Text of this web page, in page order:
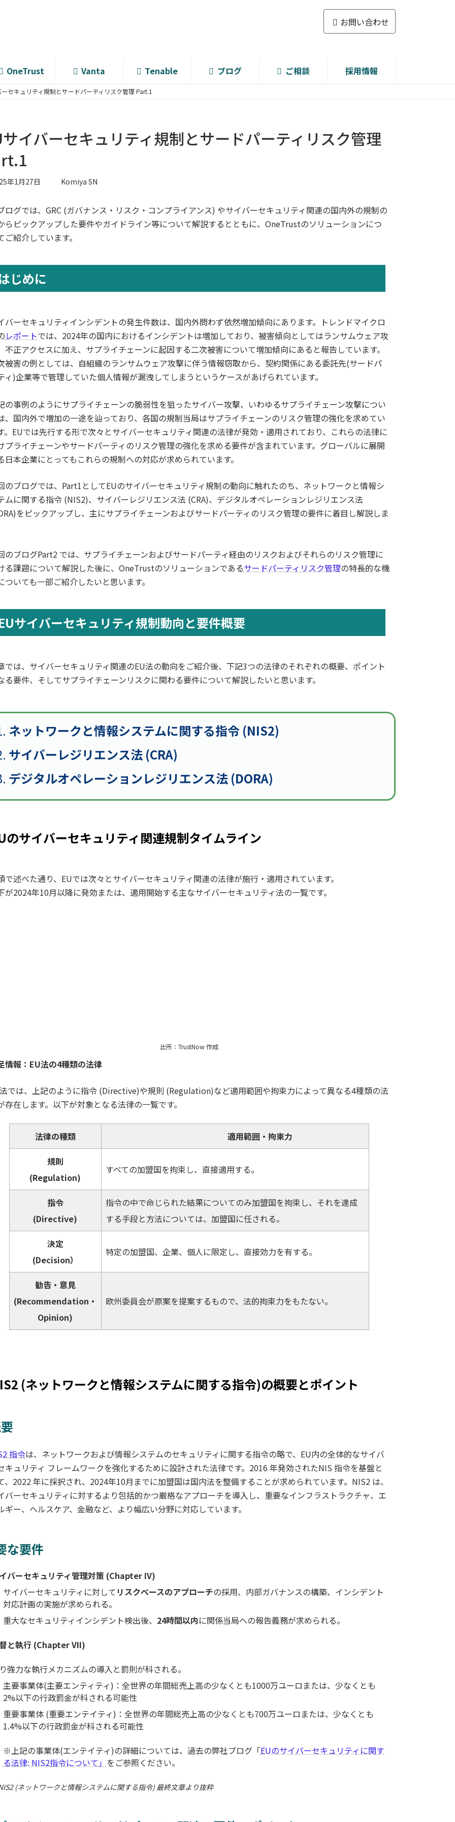
お問い合わせ
OneTrust Vanta Tenable ブログ ご相談 採用情報
セキュリティ規制とサードパーティリスク管理 Part.1
イバーセキュリティ規制とサードパーティリスク管理
年1月27日 Komiya SN
ログでは、GRC (ガバナンス・リスク・コンプライアンス) やサイバーセキュリティ関連の国内外の規制の
らピックアップした要件やガイドライン等について解説するとともに、OneTrustのソリューションにつ
ご紹介しています。
じめに
バーセキュリティインシデントの発生件数は、国内外問わず依然増加傾向にあります。トレンドマイクロ
レポートでは、2024年の国内におけるインシデントは増加しており、被害傾向としてはランサムウェア攻
不正アクセスに加え、サプライチェーンに起因する二次被害について増加傾向にあると報告しています。
被害の例としては、自組織のランサムウェア攻撃に伴う情報窃取から、契約関係にある委託先(サードパ
ィ)企業等で管理していた個人情報が漏洩してしまうというケースがあげられています。
の事例のようにサプライチェーンの脆弱性を狙ったサイバー攻撃、いわゆるサプライチェーン攻撃につい
、国内外で増加の一途を辿っており、各国の規制当局はサプライチェーンのリスク管理の強化を求めてい
。EUでは先行する形で次々とサイバーセキュリティ関連の法律が発効・適用されており、これらの法律に
プライチェーンやサードパーティのリスク管理の強化を求める要件が含まれています。グローバルに展開
日本企業にとってもこれらの規制への対応が求められています。
のブログでは、Part1としてEUのサイバーセキュリティ規制の動向に触れたのち、ネットワークと情報シ
ムに関する指令 (NIS2)、サイバーレジリエンス法 (CRA)、デジタルオペレーションレジリエンス法
をピックアップし、主にサプライチェーンおよびサードパーティのリスク管理の要件に着目し解説しま
のブログPart2 では、サプライチェーンおよびサードパーティ経由のリスクおよびそれらのリスク管理に
る課題について解説した後に、OneTrustのソリューションであるサードパーティリスク管理の特長的な機
ついても一部ご紹介したいと思います。
サイバーセキュリティ規制動向と要件概要
では、サイバーセキュリティ関連のEU法の動向をご紹介後、下記3つの法律のそれぞれの概要、ポイント
る要件、そしてサプライチェーンリスクに関わる要件について解説したいと思います。
ネットワークと情報システムに関する指令 (NIS2)
サイバーレジリエンス法 (CRA)
デジタルオペレーションレジリエンス法 (DORA)
のサイバーセキュリティ関連規制タイムライン
で述べた通り、EUでは次々とサイバーセキュリティ関連の法律が施行・適用されています。
が2024年10月以降に発効または、適用開始する主なサイバーセキュリティ法の一覧です。
出所：TrustNow 作成
情報：EU法の4種類の法律
では、上記のように指令 (Directive)や規則 (Regulation)など適用範囲や拘束力によって異なる4種類の法
存在します。以下が対象となる法律の一覧です。
法律の種類 適用範囲・拘束力
規則
(Regulation)
すべての加盟国を拘束し、直接適用する。
指令
(Directive)
指令の中で命じられた結果についてのみ加盟国を拘束し、それを達成
する手段と方法については、加盟国に任される。
決定
(Decision）
特定の加盟国、企業、個人に限定し、直接効力を有する。
勧告・意見
(Recommendation・
Opinion)
欧州委員会が原案を提案するもので、法的拘束力をもたない。
(ネットワークと情報システムに関する指令)の概要とポイント
指令は、ネットワークおよび情報システムのセキュリティに関する指令の略で、EU内の全体的なサイバ
キュリティ フレームワークを強化するために設計された法律です。2016 年発効されたNIS 指令を基盤と
、2022 年に採択され、2024年10月までに加盟国は国内法を整備することが求められています。NIS2 は、
バーセキュリティに対するより包括的かつ厳格なアプローチを導入し、重要なインフラストラクチャ、エ
ギー、ヘルスケア、金融など、より幅広い分野に対応しています。
な要件
バーセキュリティ管理対策 (Chapter IV)
サイバーセキュリティに対して リスクベースのアプローチの採用、内部ガバナンスの構築、インシデント
対応計画の実施が求められる。
重大なセキュリティインシデント検出後、 24時間以内に関係当局への報告義務が求められる。
と執行 (Chapter VII)
強力な執行メカニズムの導入と罰則が科される。
主要事業体(主要エンティティ)：全世界の年間総売上高の少なくとも1000万ユーロまたは、少なくとも
2%以下の行政罰金が科される可能性
重要事業体 (重要エンテイティ)：全世界の年間総売上高の少なくとも700万ユーロまたは、少なくとも
1.4%以下の行政罰金が科される可能性
※上記の事業体(エンテイティ)の詳細については、過去の弊社ブログ「EUのサイバーセキュリティに関す
る法律: NIS2指令について」 をご参照ください。
(ネットワークと情報システムに関する指令) 最終文章より抜粋